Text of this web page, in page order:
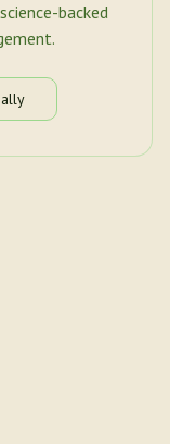
backed